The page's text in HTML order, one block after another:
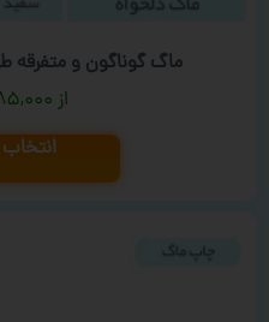
ماگ گوناگون و متفرقه
انتخاب